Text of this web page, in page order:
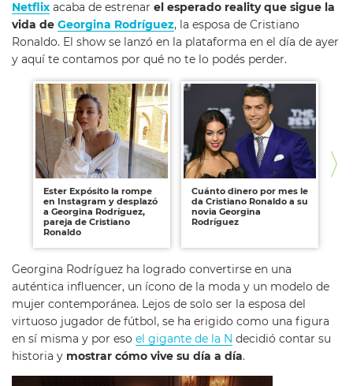
Netflix acaba de estrenar el esperado reality que sigue la
vida de Georgina Rodríguez, la esposa de Cristiano
Ronaldo. El show se lanzó en la plataforma en el día de ayer
y aquí te contamos por qué no te lo podés perder.
Ester Expósito la rompe
en Instagram y desplazó
a Georgina Rodríguez,
pareja de Cristiano
Ronaldo
Cuánto dinero por mes le
da Cristiano Ronaldo a su
novia Georgina
Rodríguez
Georgina Rodríguez ha logrado convertirse en una
auténtica influencer, un ícono de la moda y un modelo de
mujer contemporánea. Lejos de solo ser la esposa del
virtuoso jugador de fútbol, se ha erigido como una figura
en sí misma y por eso el gigante de la N decidió contar su
historia y mostrar cómo vive su día a día.